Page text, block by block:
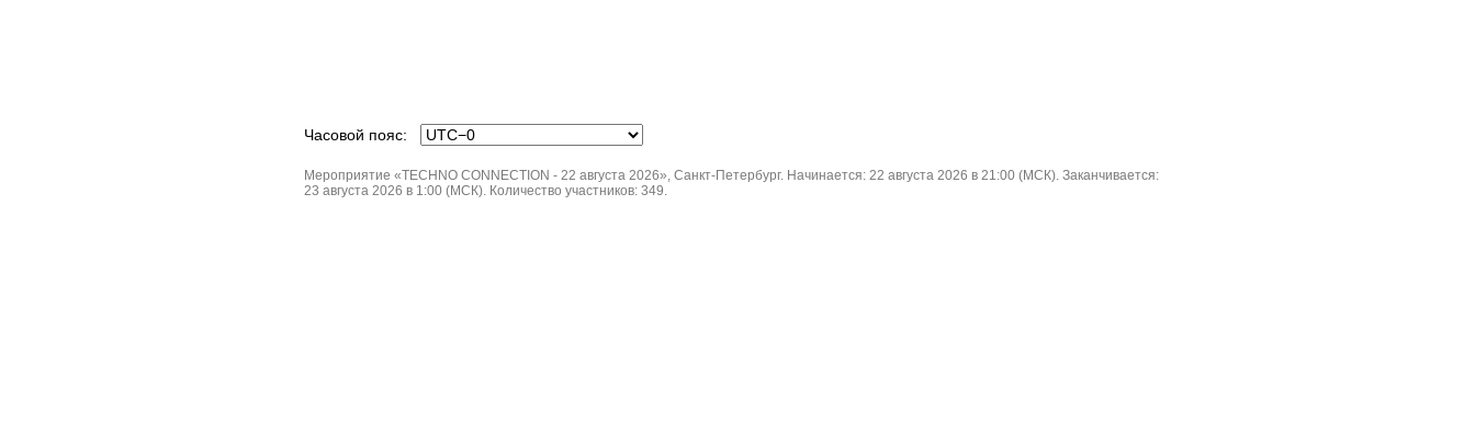
Часовой пояс:
Мероприятие «TECHNO CONNECTION - 22 августа 2026», Санкт-Петербург. Начинается: 22 августа 2026 в 21:00 (МСК). Заканчивается:
23 августа 2026 в 1:00 (МСК). Количество участников: 349.